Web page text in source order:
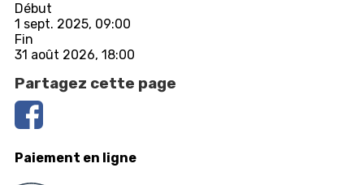
Début
1 sept. 2025, 09:00
Fin
31 août 2026, 18:00
Partagez cette page
Paiement en ligne